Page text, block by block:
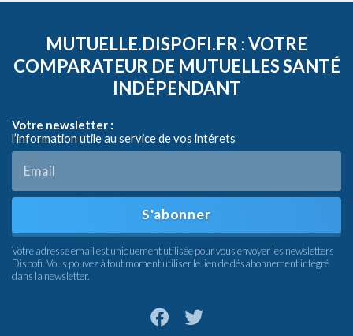
MUTUELLE.DISPOFI.FR : VOTRE
COMPARATEUR DE MUTUELLES SANTÉ
INDÉPENDANT
Votre newsletter :
l’information utile au service de vos intérets
S'abonner
Votre adresse email est uniquement utilisée pour vous envoyer les newsletters
Dispofi. Vous pouvez à tout moment utiliser le lien de désabonnement intégré
dans la newsletter.